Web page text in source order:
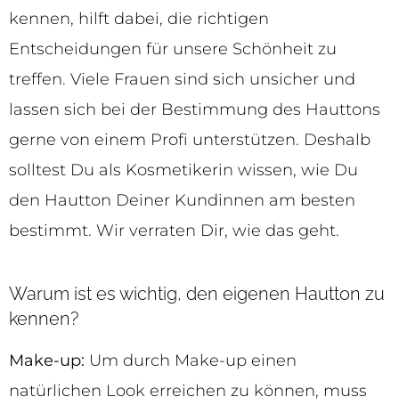
kennen, hilft dabei, die richtigen
Entscheidungen für unsere Schönheit zu
treffen. Viele Frauen sind sich unsicher und
lassen sich bei der Bestimmung des Hauttons
gerne von einem Profi unterstützen. Deshalb
solltest Du als Kosmetikerin wissen, wie Du
den Hautton Deiner Kundinnen am besten
bestimmt. Wir verraten Dir, wie das geht.
Warum ist es wichtig, den eigenen Hautton zu
kennen?
Make-up: Um durch Make-up einen
natürlichen Look erreichen zu können, muss